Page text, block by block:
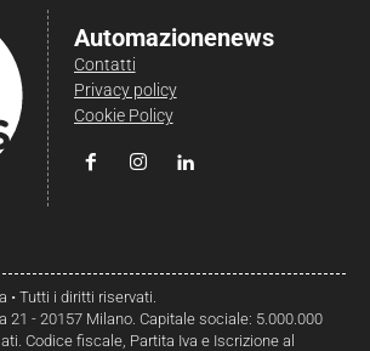
Automazionenews
Contatti
Privacy policy
Cookie Policy
• Tutti i diritti riservati.
21 - 20157 Milano. Capitale sociale: 5.000.000
Codice fiscale, Partita Iva e Iscrizione al